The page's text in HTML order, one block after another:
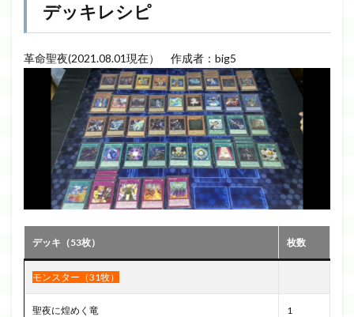
デッキレシピ
革命聖夜(2021.08.01現在） 作成者：big5
デッキ（53枚） 枚数
モンスター（31牧）
聖夜に煌めく竜 1